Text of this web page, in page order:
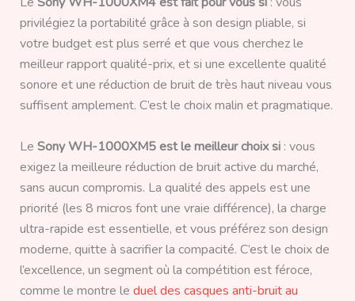
privilégiez la portabilité grâce à son design pliable, si
votre budget est plus serré et que vous cherchez le
meilleur rapport qualité-prix, et si une excellente qualité
sonore et une réduction de bruit de très haut niveau vous
suffisent amplement. C’est le choix malin et pragmatique.
Le Sony WH-1000XM5 est le meilleur choix si: vous
exigez la meilleure réduction de bruit active du marché,
sans aucun compromis. La qualité des appels est une
priorité (les 8 micros font une vraie différence), la charge
ultra-rapide est essentielle, et vous préférez son design
moderne, quitte à sacrifier la compacité. C’est le choix de
l’excellence, un segment où la compétition est féroce,
comme le montre le duel des casques anti-bruit au